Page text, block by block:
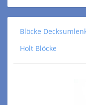
Blöcke
Holt Blöcke